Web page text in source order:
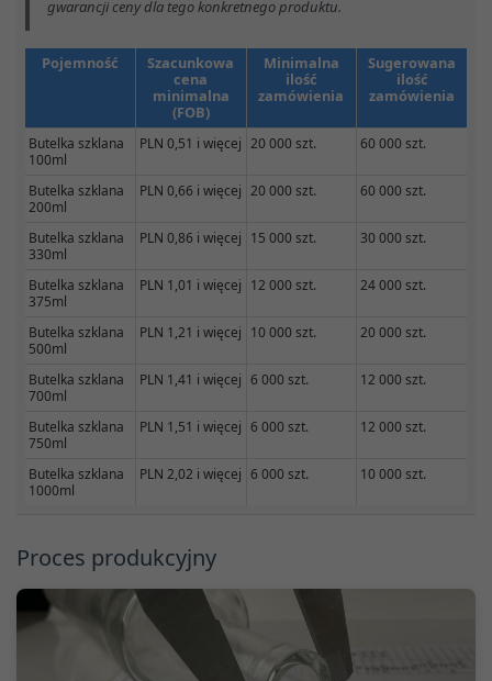
gwarancji ceny dla tego konkretnego produktu.
Pojemność
Szacunkowa
cena
minimalna
(FOB)
Minimalna
ilość
zamówienia
Sugerowana
ilość
zamówienia
Butelka szklana
100ml
PLN 0,51 i więcej 20 000 szt. 60 000 szt.
Butelka szklana
200ml
PLN 0,66 i więcej 20 000 szt. 60 000 szt.
Butelka szklana
330ml
PLN 0,86 i więcej 15 000 szt. 30 000 szt.
Butelka szklana
375ml
PLN 1,01 i więcej 12 000 szt. 24 000 szt.
Butelka szklana
500ml
PLN 1,21 i więcej 10 000 szt. 20 000 szt.
Butelka szklana
700ml
PLN 1,41 i więcej 6 000 szt. 12 000 szt.
Butelka szklana
750ml
PLN 1,51 i więcej 6 000 szt. 12 000 szt.
Butelka szklana
1000ml
PLN 2,02 i więcej 6 000 szt. 10 000 szt.
Proces produkcyjny